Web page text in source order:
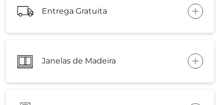
Entrega Gratuita
Janelas de Madeira